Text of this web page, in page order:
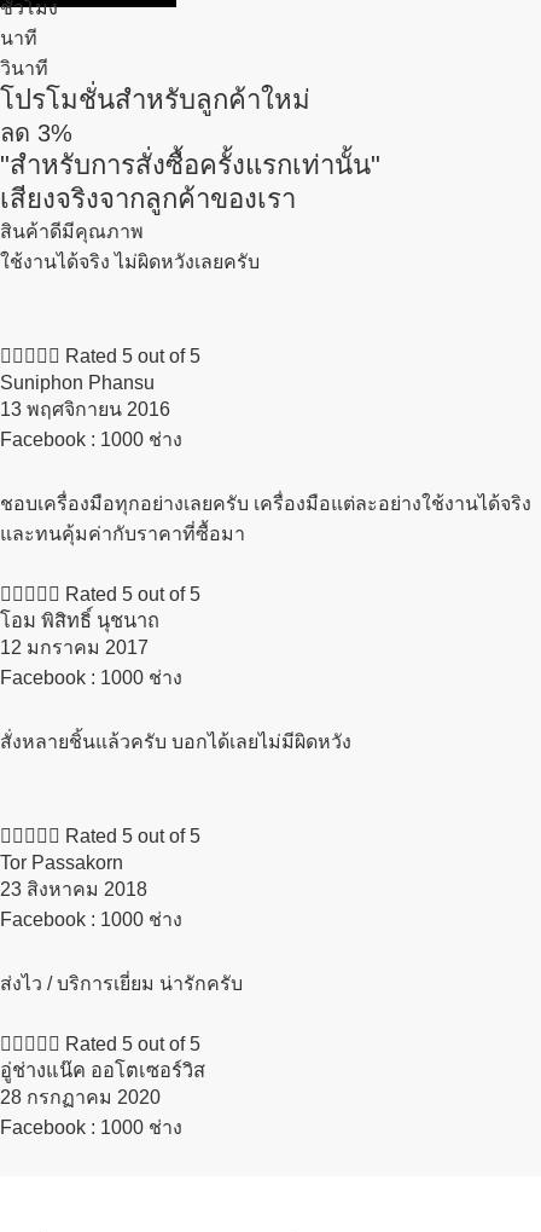
ชั่วโมง
นาที
วินาที
โปรโมชั่นสำหรับลูกค้าใหม่
ลด 3%
"สำหรับการสั่งซื้อครั้งแรกเท่านั้น"
เสียงจริงจากลูกค้าของเรา
สินค้าดีมีคุณภาพ
ใช้งานได้จริง ไม่ผิดหวังเลยครับ
     Rated 5 out of 5
Suniphon Phansu
13 พฤศจิกายน 2016​
Facebook : 1000 ช่าง
ชอบเครื่องมือทุกอย่างเลยครับ เครื่องมือแต่ละอย่างใช้งานได้จริง
และทนคุ้มค่ากับราคาที่ซื้อมา
     Rated 5 out of 5
โอม พิสิทธิ์ นุชนาถ
12 มกราคม 2017​
Facebook : 1000 ช่าง
สั่งหลายชิ้นแล้วครับ บอกได้เลยไม่มีผิดหวัง
     Rated 5 out of 5
Tor Passakorn
23 สิงหาคม 2018​
Facebook : 1000 ช่าง
ส่งไว / บริการเยี่ยม น่ารักครับ
     Rated 5 out of 5
อู่ช่างแน๊ค ออโตเซอร์วิส
28 กรกฏาคม 2020​
Facebook : 1000 ช่าง